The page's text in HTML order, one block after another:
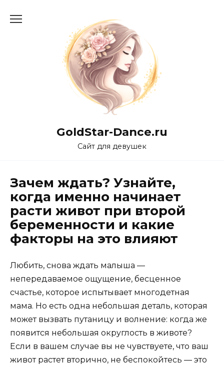
GoldStar-Dance.ru
Сайт для девушек
Зачем ждать? Узнайте,
когда именно начинает
расти живот при второй
беременности и какие
факторы на это влияют
Любить, снова ждать малыша —
непередаваемое ощущение, бесценное
счастье, которое испытывает многодетная
мама. Но есть одна небольшая деталь, которая
может вызвать путаницу и волнение: когда же
появится небольшая округлость в животе?
Если в вашем случае вы не чувствуете, что ваш
живот растет вторично, не беспокойтесь — это